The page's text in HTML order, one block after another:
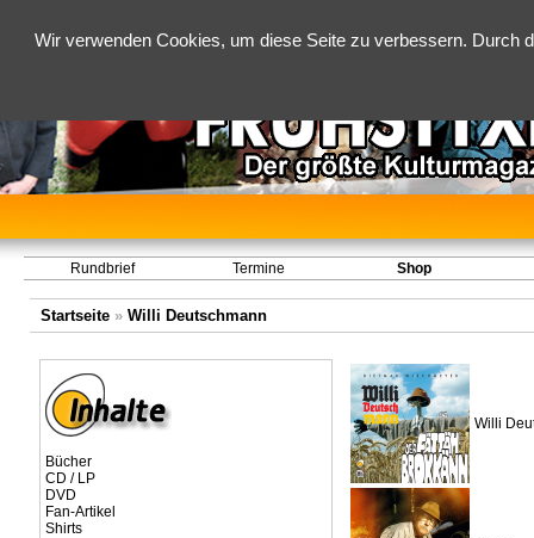
Wir verwenden Cookies, um diese Seite zu verbessern.
Rundbrief Termine Shop
Startseite» Willi Deutschmann
Bücher
CD / LP
DVD
Fan-Artikel
Shirts
Willi